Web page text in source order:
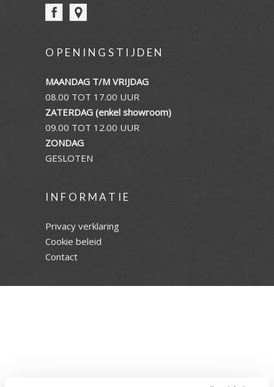
OPENINGSTIJDEN
MAANDAG T/M VRIJDAG
08.00 TOT 17.00 UUR
ZATERDAG (enkel showroom)
09.00 TOT 12.00 UUR
ZONDAG
GESLOTEN
INFORMATIE
Privacy verklaring
Cookie beleid
Contact